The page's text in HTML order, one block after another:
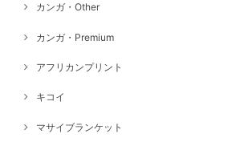
カンガ・Other
カンガ・Premium
アフリカンプリント
キコイ
マサイブランケット